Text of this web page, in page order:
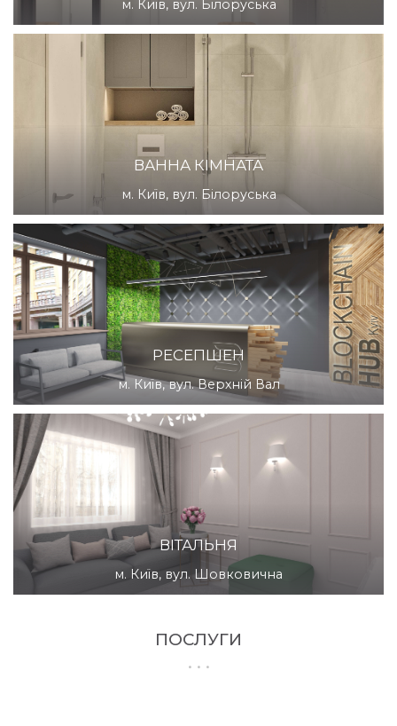
м. Київ, вул. Білоруська
ВАННА КІМНАТА
м. Київ, вул. Білоруська
РЕСЕПШЕН
м. Київ, вул. Верхній Вал
ВІТАЛЬНЯ
м. Київ, вул. Шовковична
ПОСЛУГИ